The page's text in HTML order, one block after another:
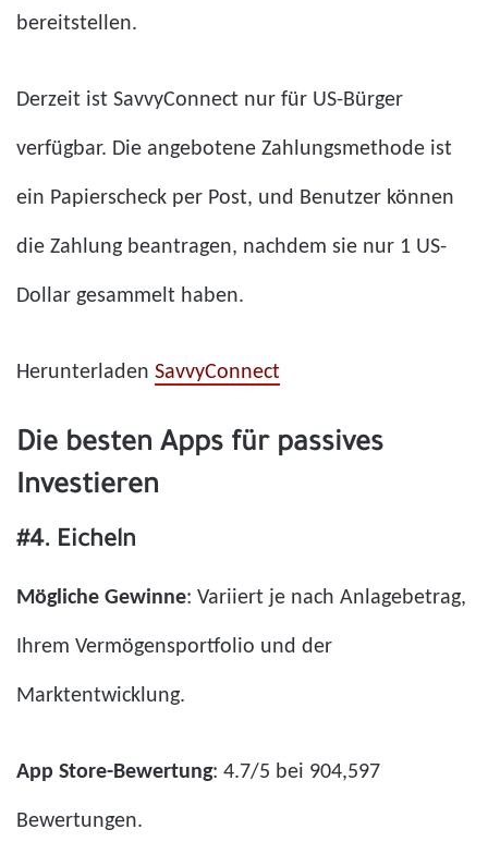
bereitstellen.
Derzeit ist SavvyConnect nur für US-Bürger
verfügbar. Die angebotene Zahlungsmethode ist
ein Papierscheck per Post, und Benutzer können
die Zahlung beantragen, nachdem sie nur 1 US-
Dollar gesammelt haben.
Herunterladen SavvyConnect
Die besten Apps für passives
Investieren
#4. Eicheln
Mögliche Gewinne: Variiert je nach Anlagebetrag,
Ihrem Vermögensportfolio und der
Marktentwicklung.
App Store-Bewertung: 4.7/5 bei 904,597
Bewertungen.